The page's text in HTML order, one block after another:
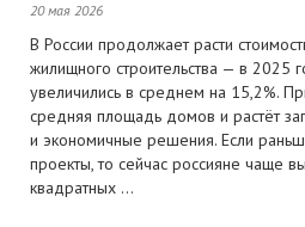
20 мая 2026
В России продолжает расти
жилищного строительства — в 2025
увеличились в среднем на 15,2%.
средняя площадь домов и растёт
и экономичные решения. Если
проекты, то сейчас россияне чаще
квадратных ...